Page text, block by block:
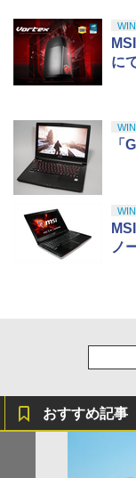
WIN
に
WIN
「
WIN
ノ
おすすめ記事